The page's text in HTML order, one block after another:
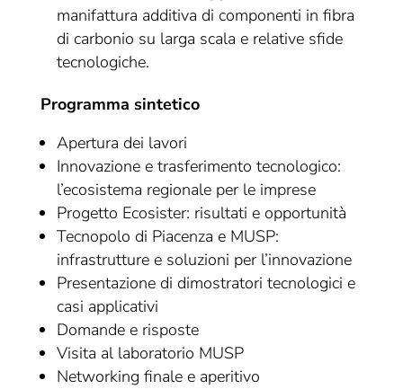
manifattura additiva di componenti in fibra
di carbonio su larga scala e relative sfide
tecnologiche.
Programma sintetico
Apertura dei lavori
Innovazione e trasferimento tecnologico:
l’ecosistema regionale per le imprese
Progetto Ecosister: risultati e opportunità
Tecnopolo di Piacenza e MUSP:
infrastrutture e soluzioni per l’innovazione
Presentazione di dimostratori tecnologici e
casi applicativi
Domande e risposte
Visita al laboratorio MUSP
Networking finale e aperitivo